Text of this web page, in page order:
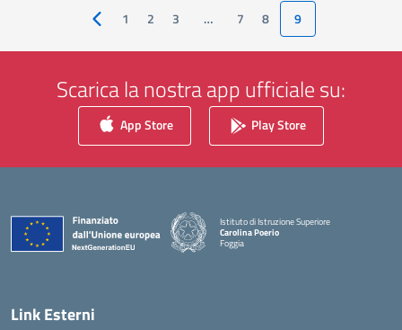
Pagina precedente
1 2 3 … 7 8 9
Scarica la nostra app ufficiale su:
App Store Play Store
Istituto di Istruzione Superiore
Carolina Poerio
Foggia
— Visita la pagina iniziale della scuola
Link Esterni